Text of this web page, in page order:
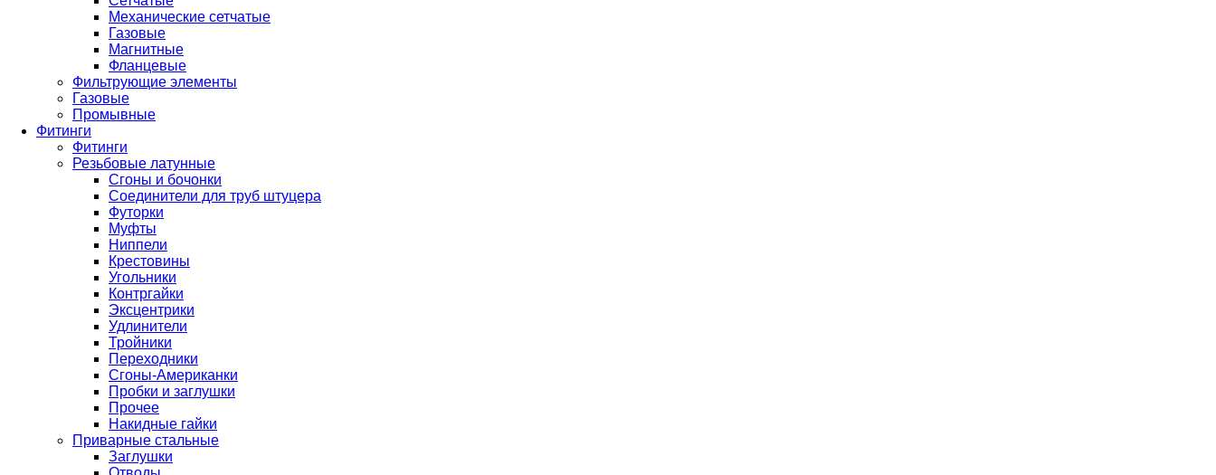
Механические сетчатые
Газовые
Магнитные
Фланцевые
Фильтрующие элементы
Газовые
Промывные
Фитинги
Фитинги
Резьбовые латунные
Сгоны и бочонки
Соединители для труб штуцера
Футорки
Муфты
Ниппели
Крестовины
Угольники
Контргайки
Эксцентрики
Удлинители
Тройники
Переходники
Сгоны-Американки
Пробки и заглушки
Прочее
Накидные гайки
Приварные стальные
Заглушки